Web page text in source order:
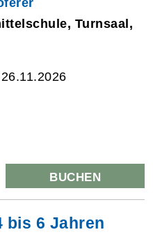
Turnsaal,
BUCHEN
bis 6 Jahren